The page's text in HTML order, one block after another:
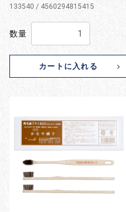
133540 / 4560294815415
数量
カートに入れる